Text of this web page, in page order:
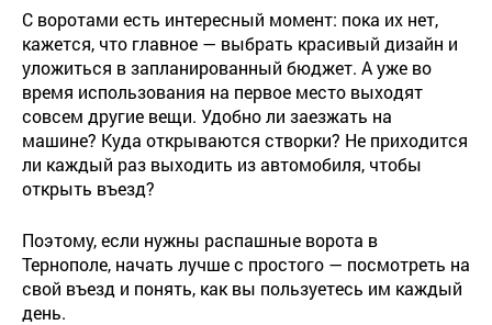
С воротами есть интересный момент: пока их нет,
кажется, что главное — выбрать красивый дизайн и
уложиться в запланированный бюджет. А уже во
время использования на первое место выходят
совсем другие вещи. Удобно ли заезжать на
машине? Куда открываются створки? Не приходится
ли каждый раз выходить из автомобиля, чтобы
открыть въезд?
Поэтому, если нужны распашные ворота в
Тернополе, начать лучше с простого — посмотреть на
свой въезд и понять, как вы пользуетесь им каждый
день.